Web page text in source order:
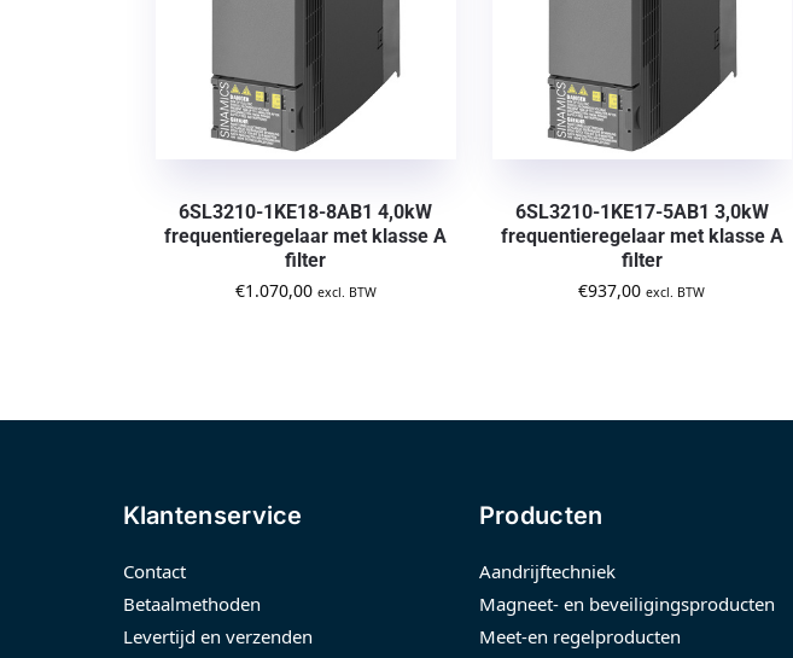
6SL3210-1KE18-8AB1 4,0kW
frequentieregelaar met klasse A
filter
€1.070,00 excl. BTW
6SL3210-1KE17-5AB1 3,0kW
frequentieregelaar met klasse A
filter
€937,00 excl. BTW
Klantenservice
Contact
Betaalmethoden
Levertijd en verzenden
Producten
Aandrijftechniek
Magneet- en beveiligingsproducten
Meet-en regelproducten